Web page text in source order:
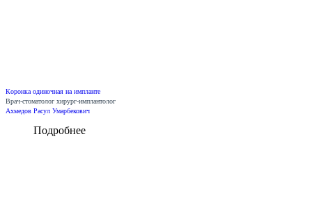
Коронка одиночная на импланте
Врач-стоматолог хирург-имплантолог
Ахмедов Расул Умарбекович
Подробнее